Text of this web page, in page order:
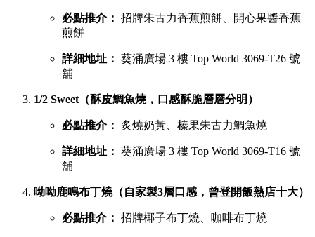
必點推介： 招牌朱古力香蕉煎餅、開心果醬香蕉
煎餅
詳細地址： 葵涌廣場 3 樓 Top World 3069-T26 號
舖
1/2 Sweet（酥皮鯛魚燒，口感酥脆層層分明）
必點推介： 炙燒奶黃、榛果朱古力鯛魚燒
詳細地址： 葵涌廣場 3 樓 Top World 3069-T16 號
舖
呦呦鹿鳴布丁燒（自家製3層口感，曾登開飯熱店十大）
必點推介： 招牌椰子布丁燒、咖啡布丁燒